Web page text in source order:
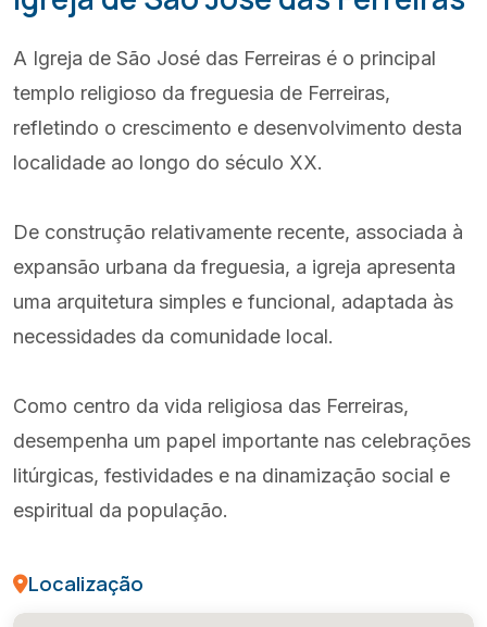
A Igreja de São José das Ferreiras é o principal
templo religioso da freguesia de Ferreiras,
refletindo o crescimento e desenvolvimento desta
localidade ao longo do século XX.
De construção relativamente recente, associada à
expansão urbana da freguesia, a igreja apresenta
uma arquitetura simples e funcional, adaptada às
necessidades da comunidade local.
Como centro da vida religiosa das Ferreiras,
desempenha um papel importante nas celebrações
litúrgicas, festividades e na dinamização social e
espiritual da população.
Localização